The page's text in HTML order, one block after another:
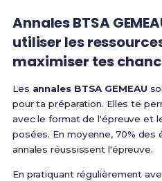
Annales BTSA
utiliser les
maximiser tes
Les annales BTSA GEMEAU
pour ta préparation. Elles te
avec le format de l'épreuve et
posées. En moyenne, 70%
annales réussissent l'épreuve.
En pratiquant régulièrement